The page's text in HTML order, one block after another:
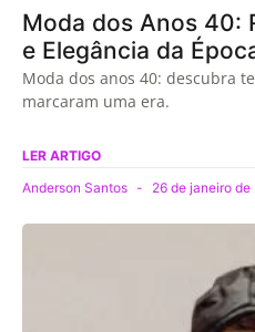
Moda dos Anos 40:
e Elegância da
Moda dos anos 40: descubra
marcaram uma era.
LER ARTIGO
Anderson Santos
26 de janeiro de